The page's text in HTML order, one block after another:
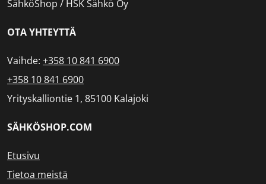
SähköShop / HSK Sähkö Oy
OTA YHTEYTTÄ
Vaihde: +358 10 841 6900
+358 10 841 6900
Yrityskalliontie 1, 85100 Kalajoki
SÄHKÖSHOP.COM
Etusivu
Tietoa meistä